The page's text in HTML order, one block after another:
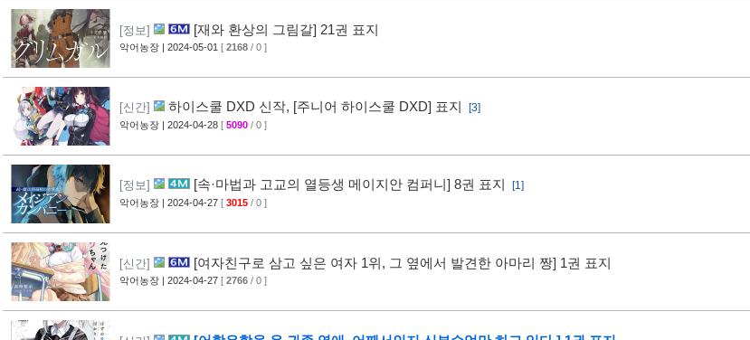
[정보] [재와 환상의 그림갈] 21권 표지
악어농장 | 2024-05-01 [ 2168 / 0 ]
[신간] 하이스쿨 DXD 신작, [주니어 하이스쿨 DXD] 표지 [3]
악어농장 | 2024-04-28 [ 5090 / 0 ]
[정보] [속·마법과 고교의 열등생 메이지안 컴퍼니] 8권 표지 [1]
악어농장 | 2024-04-27 [ 3015 / 0 ]
[신간] [여자친구로 삼고 싶은 여자 1위, 그 옆에서 발견한 아마리 짱] 1권 표지
악어농장 | 2024-04-27 [ 2766 / 0 ]